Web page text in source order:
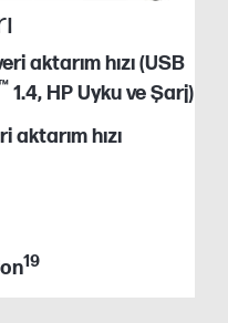
aktarım hızı (USB
1.4, HP Uyku ve Şarj)
aktarım hızı
19